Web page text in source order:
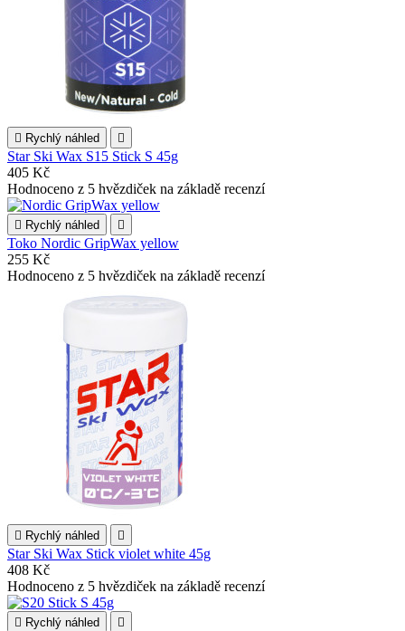
 Rychlý náhled 
Star Ski Wax S15 Stick S 45g
405 Kč
Hodnoceno z 5 hvězdiček na základě recenzí
 Rychlý náhled 
Toko Nordic GripWax yellow
255 Kč
Hodnoceno z 5 hvězdiček na základě recenzí
 Rychlý náhled 
Star Ski Wax Stick violet white 45g
408 Kč
Hodnoceno z 5 hvězdiček na základě recenzí
 Rychlý náhled 